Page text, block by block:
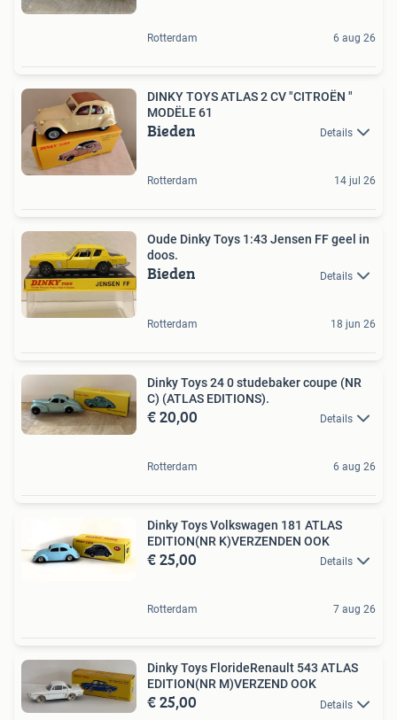
Rotterdam 6 aug 26
DINKY TOYS ATLAS 2 CV "CITROËN "
MODËLE 61
Bieden Details
Rotterdam 14 jul 26
Oude Dinky Toys 1:43 Jensen FF geel in
doos.
Bieden Details
Rotterdam 18 jun 26
Dinky Toys 24 0 studebaker coupe (NR
C) (ATLAS EDITIONS).
€ 20,00 Details
Rotterdam 6 aug 26
Dinky Toys Volkswagen 181 ATLAS
EDITION(NR K)VERZENDEN OOK
€ 25,00 Details
Rotterdam 7 aug 26
Dinky Toys FlorideRenault 543 ATLAS
EDITION(NR M)VERZEND OOK
€ 25,00 Details